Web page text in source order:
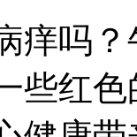
痒吗
些红